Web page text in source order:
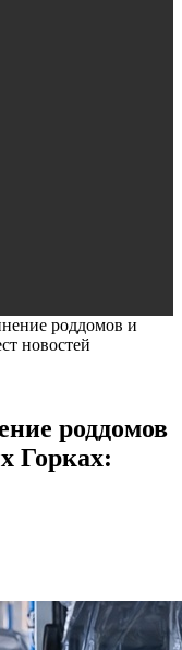
роддомов и
новостей
роддомов
Горках: